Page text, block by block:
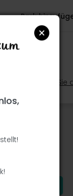
Park
Suchen
!
!